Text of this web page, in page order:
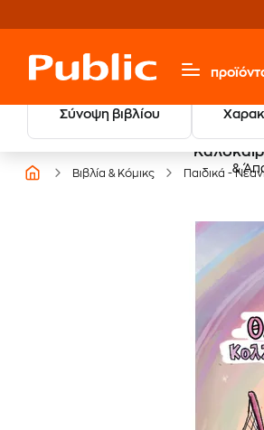
Σύνοψη βιβλίου
&
Βιβλία & Κόμικς Παιδικά -